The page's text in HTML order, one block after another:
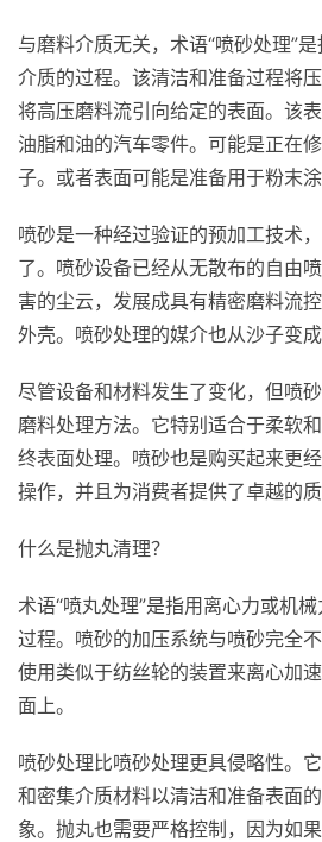
与磨料介质无关，术语“喷砂处理”
介质的过程。该清洁和准备过程将
将高压磨料流引向给定的表面。该
油脂和油的汽车零件。可能是正在
子。或者表面可能是准备用于粉末涂
喷砂是一种经过验证的预加工技术
了。喷砂设备已经从无散布的自由
害的尘云，发展成具有精密磨料流
外壳。喷砂处理的媒介也从沙子变
尽管设备和材料发生了变化，但喷
磨料处理方法。它特别适合于柔软
终表面处理。喷砂也是购买起来更
操作，并且为消费者提供了卓越的质
什么是抛丸清理？
术语“喷丸处理”是指用离心力或机
过程。喷砂的加压系统与喷砂完全
使用类似于纺丝轮的装置来离心加
面上。
喷砂处理比喷砂处理更具侵略性。
和密集介质材料以清洁和准备表面
象。抛丸也需要严格控制，因为如